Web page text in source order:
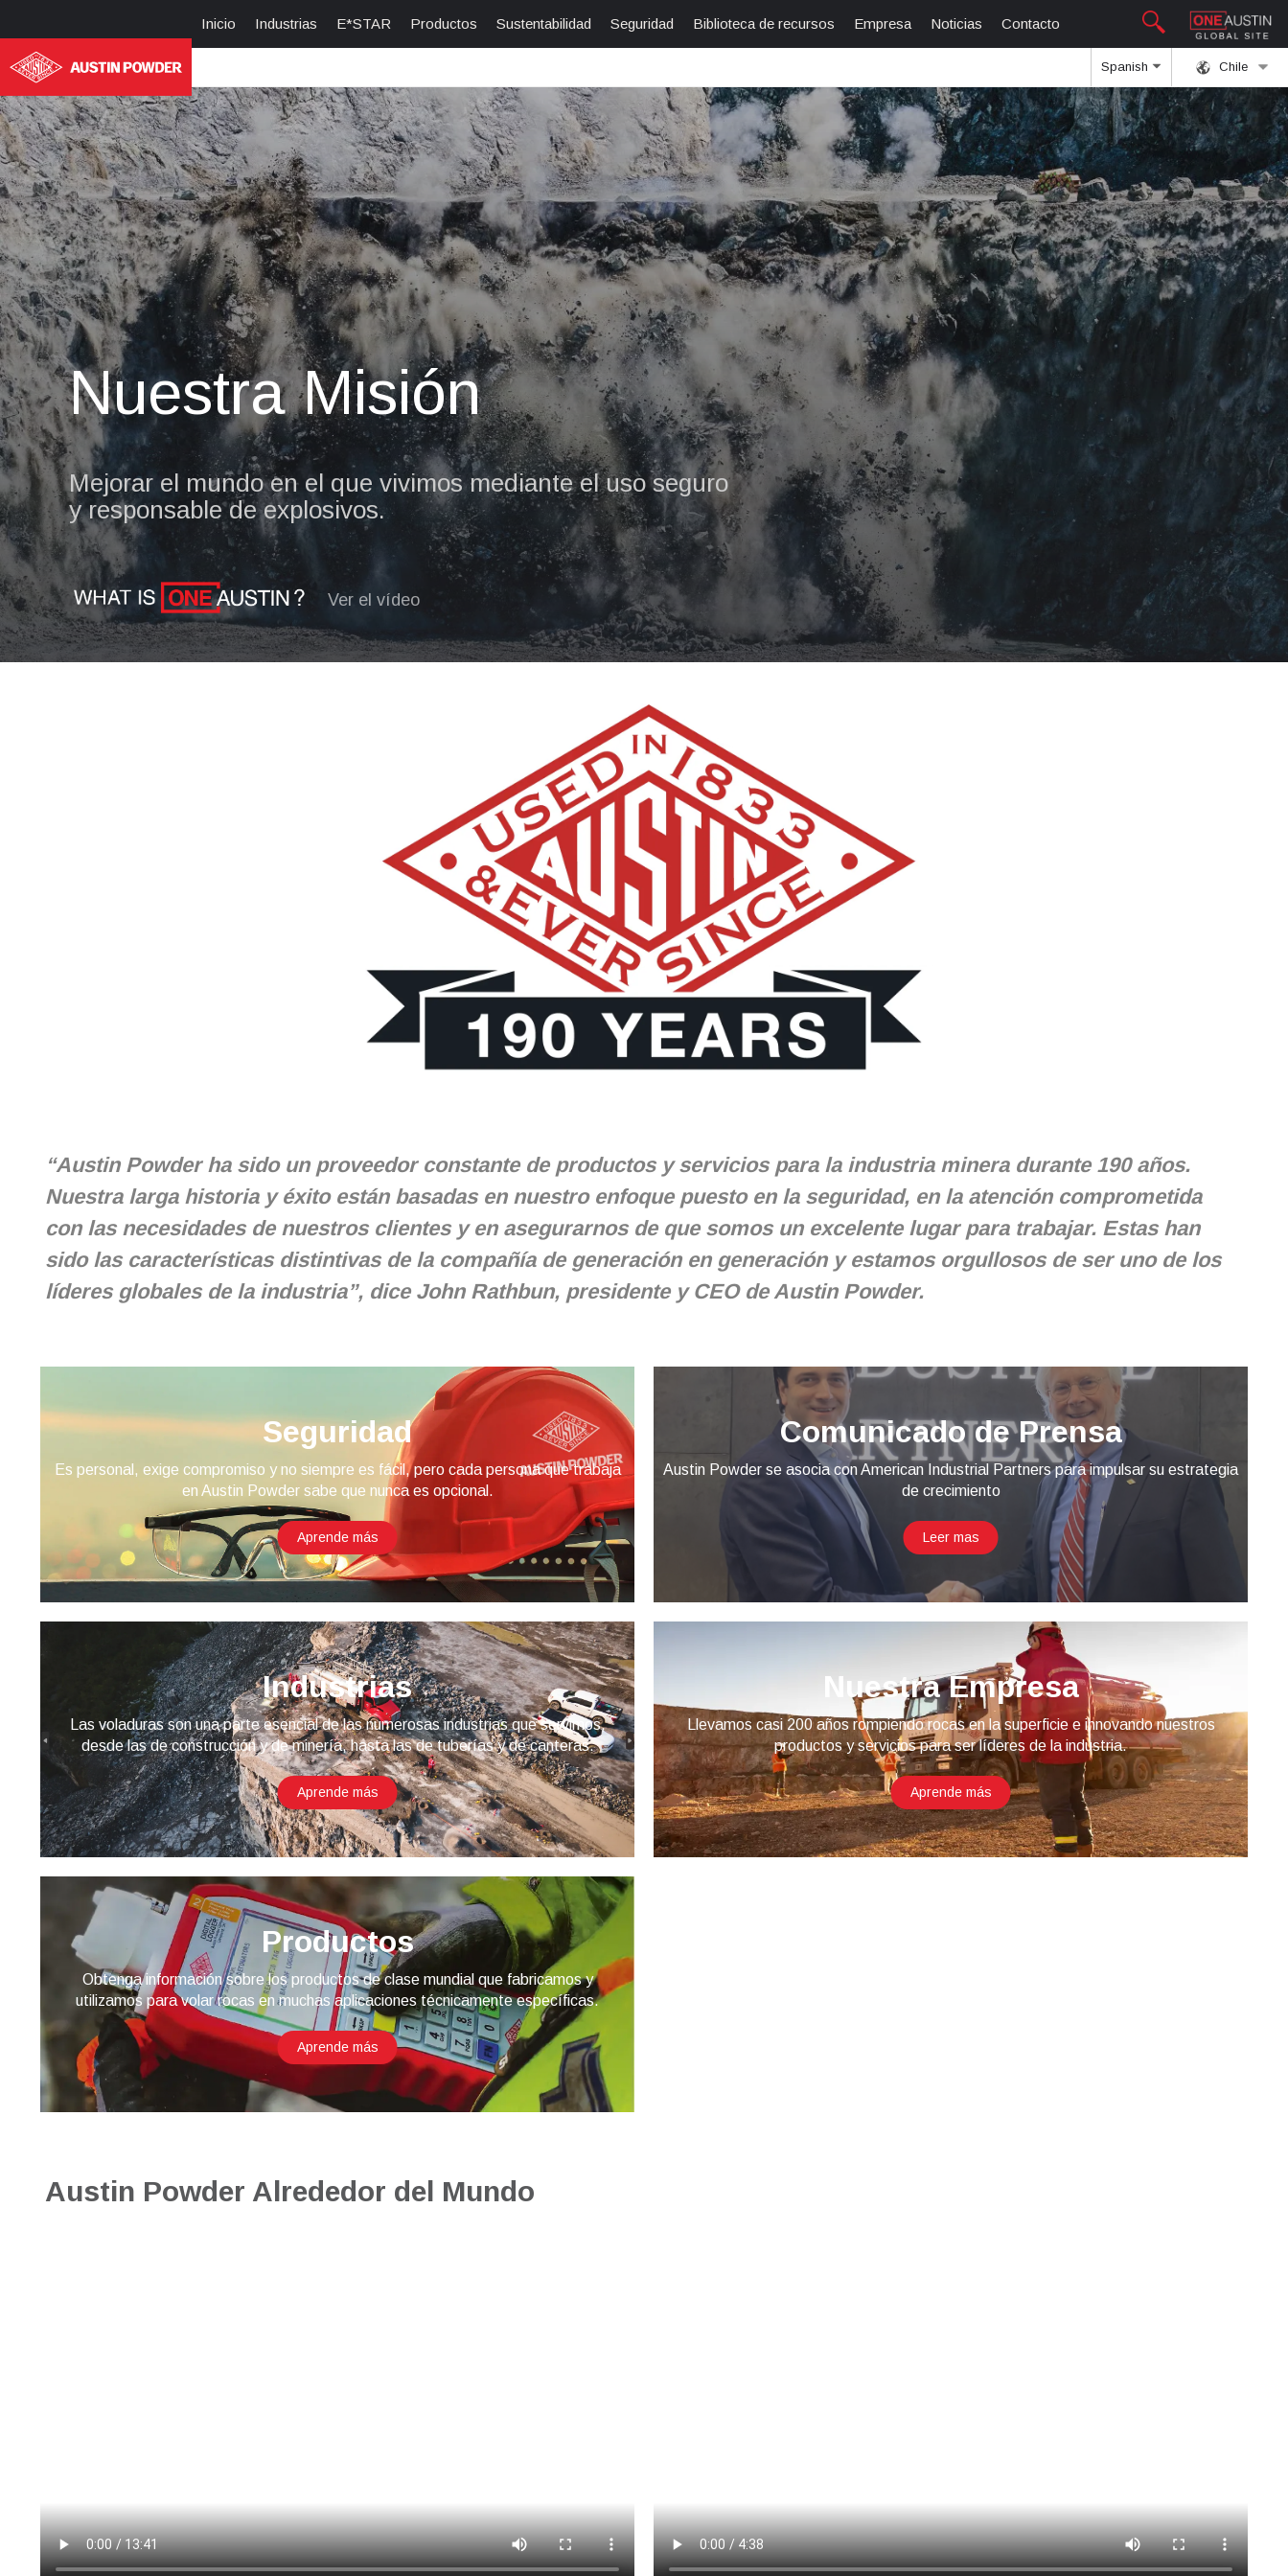
Inicio Industrias E*STAR Productos Sustentabilidad Seguridad Biblioteca de recursos Empresa Noticias Contacto
Chile
Spanish
Nuestra Misión
Mejorar el mundo en el que vivimos mediante el uso seguro
y responsable de explosivos.
Ver el vídeo
“Austin Powder ha sido un proveedor constante de productos y servicios para la industria minera durante 190 años.
Nuestra larga historia y éxito están basadas en nuestro enfoque puesto en la seguridad, en la atención comprometida
con las necesidades de nuestros clientes y en asegurarnos de que somos un excelente lugar para trabajar. Estas han
sido las características distintivas de la compañía de generación en generación y estamos orgullosos de ser uno de los
líderes globales de la industria”, dice John Rathbun, presidente y CEO de Austin Powder.
Seguridad
Es personal, exige compromiso y no siempre es fácil, pero cada persona que trabaja
en Austin Powder sabe que nunca es opcional.
Aprende más
Comunicado de Prensa
Austin Powder se asocia con American Industrial Partners para impulsar su estrategia
de crecimiento
Leer mas
Industrias
Las voladuras son una parte esencial de las numerosas industrias que servimos,
desde las de construcción y de minería, hasta las de tuberías y de canteras.
Aprende más
Nuestra Empresa
Llevamos casi 200 años rompiendo rocas en la superficie e innovando nuestros
productos y servicios para ser líderes de la industria.
Aprende más
Productos
Obtenga información sobre los productos de clase mundial que fabricamos y
utilizamos para volar rocas en muchas aplicaciones técnicamente específicas.
Aprende más
Austin Powder Alrededor del Mundo